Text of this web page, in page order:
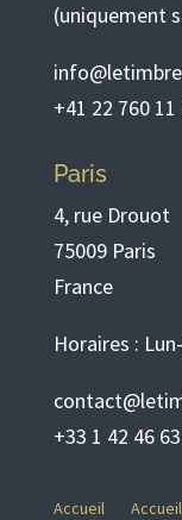
(uniquement
+41 22 760 11
Paris
4, rue Drouot
75009 Paris
France
Horaires :
+33 1 42 46
Accueil Accueil